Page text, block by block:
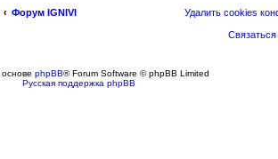
Форум IGNIVI Удалить cookies
phpBB® Forum Software © phpBB Limited
Русская поддержка phpBB